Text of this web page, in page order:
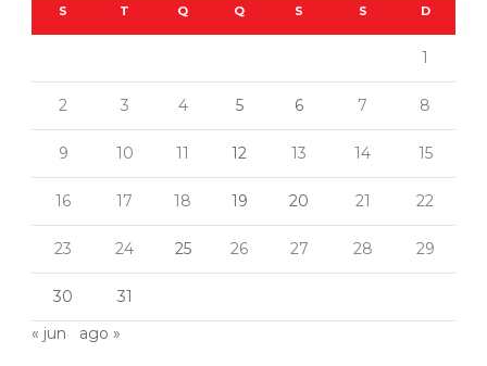
S T Q Q S S D
1
2 3 4 5 6 7 8
9 10 11 12 13 14 15
16 17 18 19 20 21 22
23 24 25 26 27 28 29
30
31
« jun
ago »